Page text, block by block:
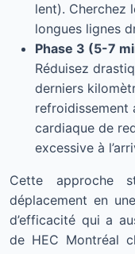
lent). Cherchez
longues lignes
Phase 3 (5-7
Réduisez
derniers
cardiaque de
excessive à
Cette approche
déplacement en
d’efficacité qui a
de HEC Montréal